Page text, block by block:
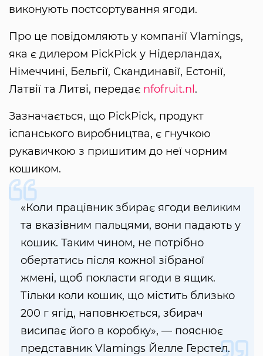
виконують постсортування ягоди.
Про це повідомляють у компанії Vlamings,
яка є дилером PickPick у Нідерландах,
Німеччині, Бельгії, Скандинавії, Естонії,
Латвії та Литві, передає nfofruit.nl .
Зазначається, що PickPick, продукт
іспанського виробництва, є гнучкою
рукавичкою з пришитим до неї чорним
кошиком.
«Коли працівник збирає ягоди великим
та вказівним пальцями, вони падають у
кошик. Таким чином, не потрібно
обертатись після кожної зібраної
жмені, щоб покласти ягоди в ящик.
Тільки коли кошик, що містить близько
200 г ягід, наповнюється, збирач
висипає його в коробку», — пояснює
представник Vlamings Йелле Герстел.